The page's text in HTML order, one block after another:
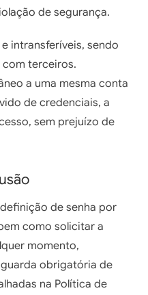
de segurança.
intransferíveis, sendo
com terceiros.
a uma mesma conta
de credenciais, a
sem prejuízo de
de senha por
como solicitar a
momento,
obrigatória de
na Política de